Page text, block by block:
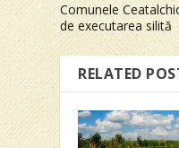
Comunele
de executarea silită
RELATED